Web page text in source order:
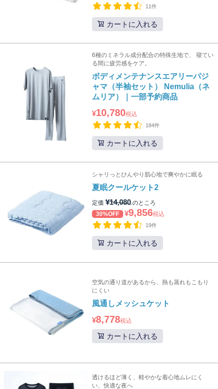
11件
カートに入れる
6種のミネラル成分配合の特殊生地で、 寝てい
る間に疲労感をケア。
ボディメンテナンスエアリーパジ
ャマ（半袖セット） Nemulia（ネ
ムリア）｜一部予約商品
¥10,780税込
184件
カートに入れる
シャリっとひんやり肌心地で爽やかに眠る
夏眠クールケット2
定価 ¥14,080 のところ
30%OFF
¥9,856税込
19件
カートに入れる
空気の通り道があるから、熱も蒸れもこもり
にくい
風通しメッシュケット
¥8,778税込
カートに入れる
透けるほど薄く、軽やかな着心地ムレにく
い、快適な夜へ